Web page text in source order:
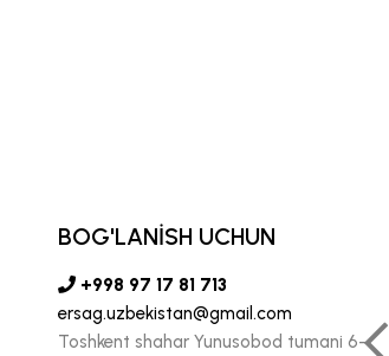
insonlarga
katta kuch-g‘ayrat
biz uchun juda
BOG'LANİSH UCHUN
+998 97 17 81 713
ersag.uzbekistan@gmail.com
Toshkent shahar Yunusobod tumani 6-